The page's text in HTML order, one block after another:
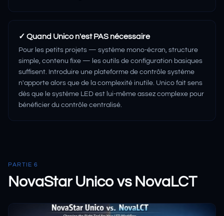
✓ Quand Unico n'est PAS nécessaire
Pour les petits projets — système mono-écran, structure
simple, contenu fixe — les outils de configuration basiques
suffisent. Introduire une plateforme de contrôle système
n'apporte alors que de la complexité inutile. Unico fait sens
dès que le système LED est lui-même assez complexe pour
bénéficier du contrôle centralisé.
PARTIE 6
NovaStar Unico vs NovaLCT